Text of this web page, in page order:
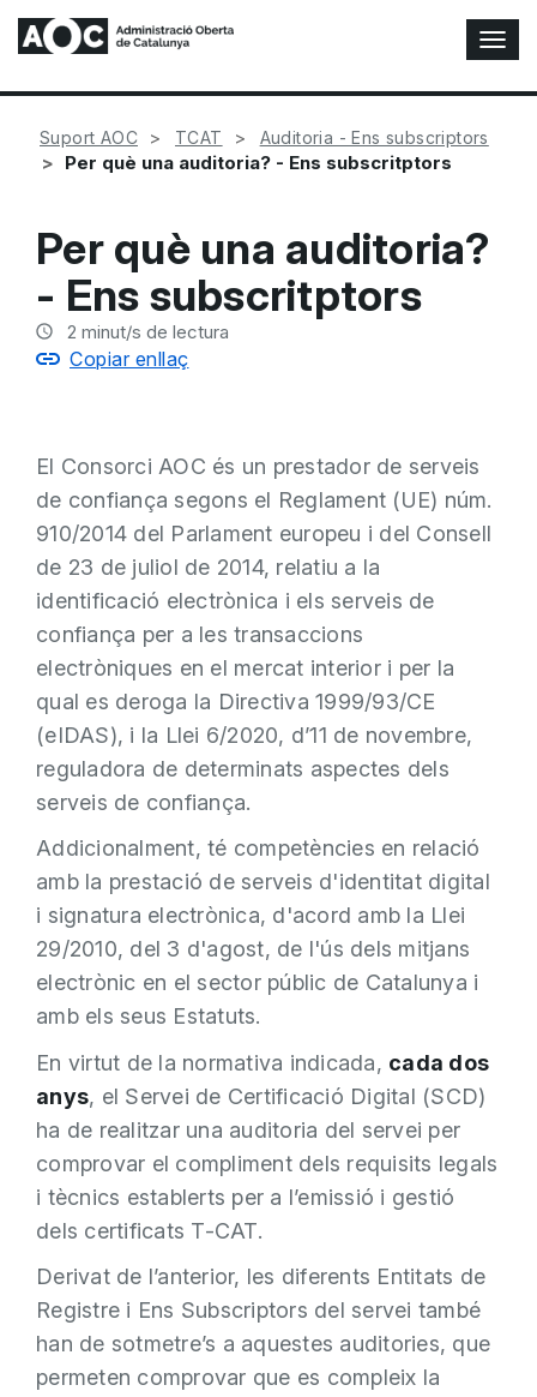
A
l
t
Suport AOC TCAT Auditoria - Ens subscriptors
Per què una auditoria? - Ens subscritptors
Per què una auditoria?
- Ens subscritptors
2 minut/s de lectura
Copiar enllaç
El Consorci AOC és un prestador de serveis
de confiança segons el Reglament (UE) núm.
910/2014 del Parlament europeu i del Consell
de 23 de juliol de 2014, relatiu a la
identificació electrònica i els serveis de
confiança per a les transaccions
electròniques en el mercat interior i per la
qual es deroga la Directiva 1999/93/CE
(eIDAS), i la Llei 6/2020, d’11 de novembre,
reguladora de determinats aspectes dels
serveis de confiança.
Addicionalment, té competències en relació
amb la prestació de serveis d'identitat digital
i signatura electrònica, d'acord amb la Llei
29/2010, del 3 d'agost, de l'ús dels mitjans
electrònic en el sector públic de Catalunya i
amb els seus Estatuts.
En virtut de la normativa indicada, cada dos
anys, el Servei de Certificació Digital (SCD)
ha de realitzar una auditoria del servei per
comprovar el compliment dels requisits legals
i tècnics establerts per a l’emissió i gestió
dels certificats T-CAT.
Derivat de l’anterior, les diferents Entitats de
Registre i Ens Subscriptors del servei també
han de sotmetre’s a aquestes auditories, que
permeten comprovar que es compleix la